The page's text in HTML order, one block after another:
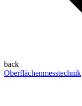
back
Oberflächenmesstechnik